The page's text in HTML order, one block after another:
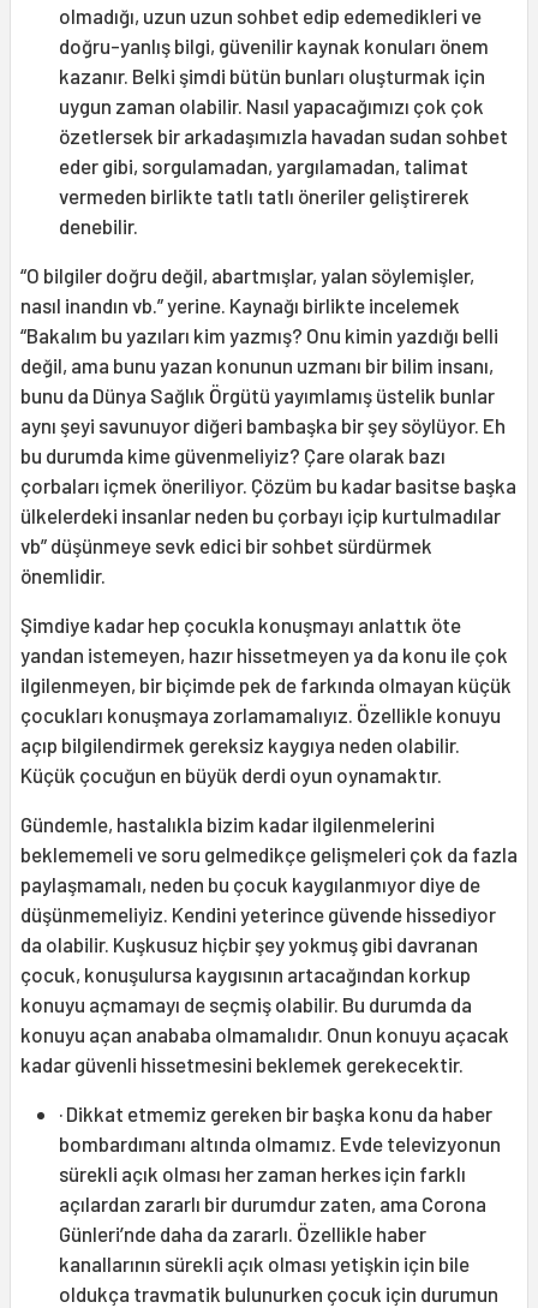
olmadığı, uzun uzun sohbet edip edemedikleri ve
doğru-yanlış bilgi, güvenilir kaynak konuları önem
kazanır. Belki şimdi bütün bunları oluşturmak için
uygun zaman olabilir. Nasıl yapacağımızı çok çok
özetlersek bir arkadaşımızla havadan sudan sohbet
eder gibi, sorgulamadan, yargılamadan, talimat
vermeden birlikte tatlı tatlı öneriler geliştirerek
denebilir.
“O bilgiler doğru değil, abartmışlar, yalan söylemişler,
nasıl inandın vb.” yerine. Kaynağı birlikte incelemek
“Bakalım bu yazıları kim yazmış? Onu kimin yazdığı belli
değil, ama bunu yazan konunun uzmanı bir bilim insanı,
bunu da Dünya Sağlık Örgütü yayımlamış üstelik bunlar
aynı şeyi savunuyor diğeri bambaşka bir şey söylüyor. Eh
bu durumda kime güvenmeliyiz? Çare olarak bazı
çorbaları içmek öneriliyor. Çözüm bu kadar basitse başka
ülkelerdeki insanlar neden bu çorbayı içip kurtulmadılar
vb” düşünmeye sevk edici bir sohbet sürdürmek
önemlidir.
Şimdiye kadar hep çocukla konuşmayı anlattık öte
yandan istemeyen, hazır hissetmeyen ya da konu ile çok
ilgilenmeyen, bir biçimde pek de farkında olmayan küçük
çocukları konuşmaya zorlamamalıyız. Özellikle konuyu
açıp bilgilendirmek gereksiz kaygıya neden olabilir.
Küçük çocuğun en büyük derdi oyun oynamaktır.
Gündemle, hastalıkla bizim kadar ilgilenmelerini
beklememeli ve soru gelmedikçe gelişmeleri çok da fazla
paylaşmamalı, neden bu çocuk kaygılanmıyor diye de
düşünmemeliyiz. Kendini yeterince güvende hissediyor
da olabilir. Kuşkusuz hiçbir şey yokmuş gibi davranan
çocuk, konuşulursa kaygısının artacağından korkup
konuyu açmamayı de seçmiş olabilir. Bu durumda da
konuyu açan anababa olmamalıdır. Onun konuyu açacak
kadar güvenli hissetmesini beklemek gerekecektir.
· Dikkat etmemiz gereken bir başka konu da haber
bombardımanı altında olmamız. Evde televizyonun
sürekli açık olması her zaman herkes için farklı
açılardan zararlı bir durumdur zaten, ama Corona
Günleri’nde daha da zararlı. Özellikle haber
kanallarının sürekli açık olması yetişkin için bile
oldukça travmatik bulunurken çocuk için durumun